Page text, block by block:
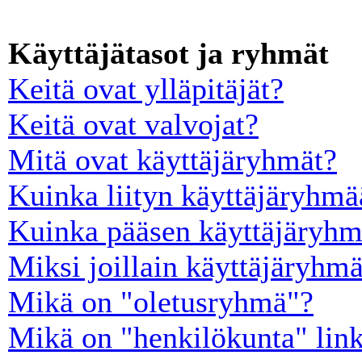
Käyttäjätasot ja ryhmät
Keitä ovat ylläpitäjät?
Keitä ovat valvojat?
Mitä ovat käyttäjäryhmät?
Kuinka liityn
Kuinka pääsen
Miksi joillain
Mikä on "oletusryhmä"?
Mikä on "henkilökunta"